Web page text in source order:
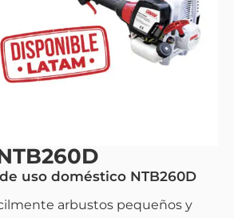
uso doméstico NTB260D
arbustos pequeños y